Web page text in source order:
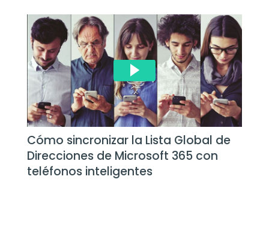
Cómo sincronizar la Lista Global de
Direcciones de Microsoft 365 con
teléfonos inteligentes